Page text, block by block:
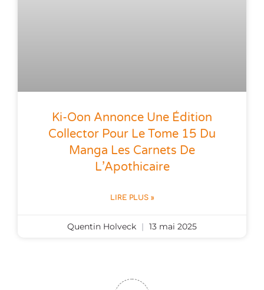
Ki-Oon Annonce Une Édition
Collector Pour Le Tome 15 Du
Manga Les Carnets De
L’Apothicaire
LIRE PLUS »
Quentin Holveck 13 mai 2025